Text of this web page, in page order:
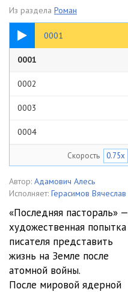
Из раздела Роман
0001
03:21
0001
0002
0003
0004
0006
0008
0009
0010
Скорость 0.75x
Автор: Адамович Алесь
Исполняет: Герасимов Вячеслав
«Последняя пастораль» —
художественная попытка
писателя представить
жизнь на Земле после
атомной войны.
После мировой ядерной